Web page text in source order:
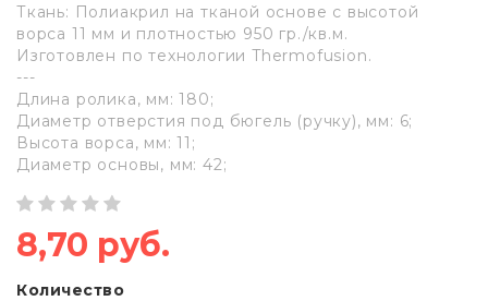
Ткань: Полиакрил на тканой основе с высотой
ворса 11 мм и плотностью 950 гр./кв.м.
Изготовлен по технологии Thermofusion.
---
Длина ролика, мм: 180;
Диаметр отверстия под бюгель (ручку), мм: 6;
Высота ворса, мм: 11;
Диаметр основы, мм: 42;
8,70 руб.
Количество